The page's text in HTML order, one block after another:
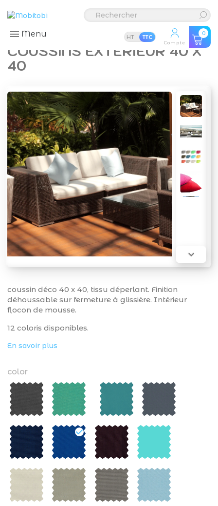
Menu HT TTC
Compte
0
COUSSINS EXTÉRIEUR 40 X
40

coussin déco 40 x 40, tissu déperlant. Finition
déhoussable sur fermeture à glissière. Intérieur
flocon de mousse.
12 coloris disponibles.
En savoir plus
color